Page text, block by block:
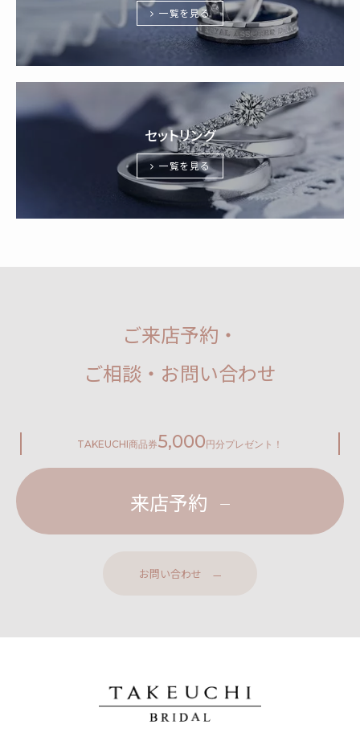
一覧を見る
セットリング
一覧を見る
ご来店予約・
ご相談・お問い合わせ
TAKEUCHI商品券5,000円分プレゼント！
来店予約
お問い合わせ